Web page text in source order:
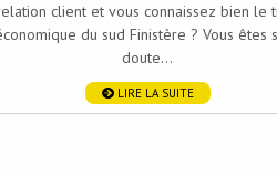
client et vous connaissez bien le
du sud Finistère ? Vous êtes
doute...
LIRE LA SUITE